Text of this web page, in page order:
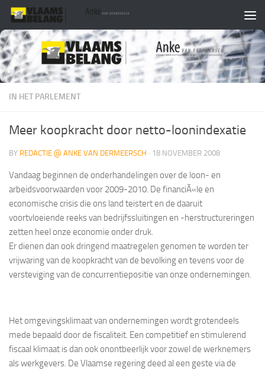
Skip to content
IN HET PARLEMENT
Meer koopkracht door netto-loonindexatie
BY REDACTIE @ ANKE VAN DERMEERSCH · 18 NOVEMBER 2008
Vandaag beginnen de onderhandelingen over de loon- en
arbeidsvoorwaarden voor 2009-2010. De financiÃ«le en
economische crisis die ons land teistert en de daaruit
voortvloeiende reeks van bedrijfssluitingen en -herstructureringen
zetten heel onze economie onder druk.
Er dienen dan ook dringend maatregelen genomen te worden ter
vrijwaring van de koopkracht van de bevolking en tevens voor de
versteviging van de concurrentiepositie van onze ondernemingen.
Het omgevingsklimaat van ondernemingen wordt grotendeels
mede bepaald door de fiscaliteit. Een competitief en stimulerend
fiscaal klimaat is dan ook onontbeerlijk voor zowel de werknemers
als werkgevers. De Vlaamse regering deed al een geste via de